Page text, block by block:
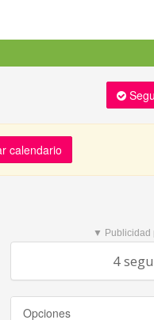
calendario
▼ Publicidad
4
Opciones